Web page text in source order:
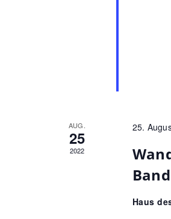
AUG.
25
2022
25.
Band
Haus